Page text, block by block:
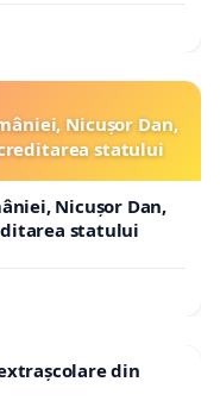
Nicușor Dan,
statului
Nicușor Dan,
statului
din